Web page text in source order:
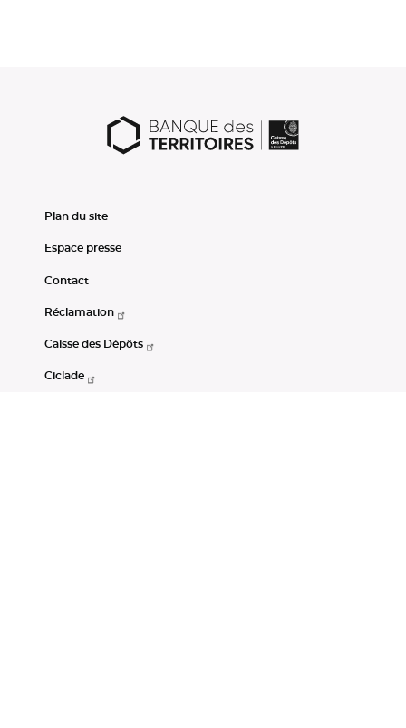
Plan du site
Espace presse
Contact
Réclamation
Caisse des Dépôts
Ciclade